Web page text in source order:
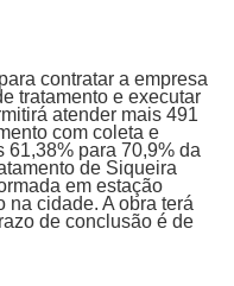
contratar a empresa
tratamento e executar
atender mais 491
com coleta e
61,38% para 70,9% da
de Siqueira
em estação
na cidade. A obra terá
de conclusão é de